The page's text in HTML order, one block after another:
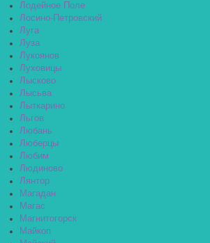
Лодейное Поле
Лосино-Петровский
Луга
Луза
Лукоянов
Луховицы
Лысково
Лысьва
Лыткарино
Льгов
Любань
Люберцы
Любим
Людиново
Лянтор
Магадан
Магас
Магнитогорск
Майкоп